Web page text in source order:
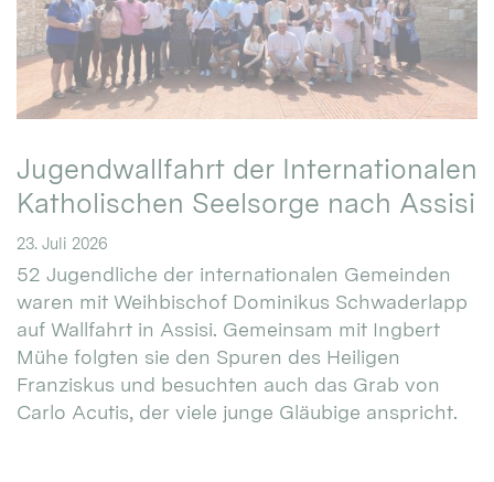
Jugendwallfahrt der Internationalen
Katholischen Seelsorge nach Assisi
23. Juli 2026
52 Jugendliche der internationalen Gemeinden
waren mit Weihbischof Dominikus Schwaderlapp
auf Wallfahrt in Assisi. Gemeinsam mit Ingbert
Mühe folgten sie den Spuren des Heiligen
Franziskus und besuchten auch das Grab von
Carlo Acutis, der viele junge Gläubige anspricht.